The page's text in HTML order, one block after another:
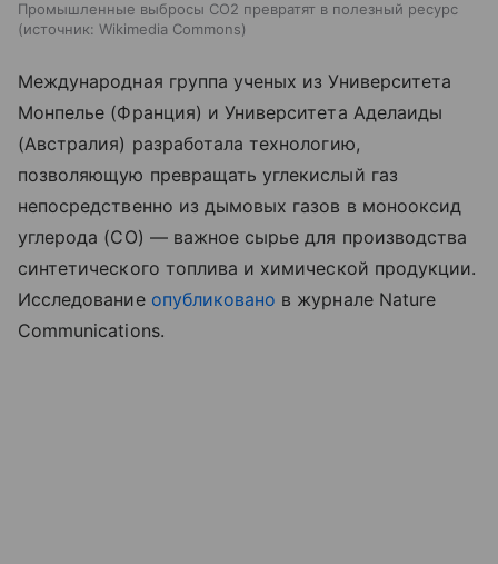
Промышленные выбросы CO2 превратят в полезный ресурс
источник: Wikimedia Commons
Международная группа ученых из Университета
Монпелье (Франция) и Университета Аделаиды
(Австралия) разработала технологию,
позволяющую превращать углекислый газ
непосредственно из дымовых газов в монооксид
углерода (CO) — важное сырье для производства
синтетического топлива и химической продукции.
Исследование опубликовано в журнале Nature
Communications.